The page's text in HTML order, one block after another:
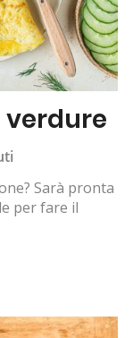
Sarà pronta
per fare il